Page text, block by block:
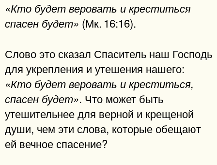
«Кто будет веровать и креститься
спасен будет» (Мк. 16:16).
Слово это сказал Спаситель наш Господь
для укрепления и утешения нашего:
«Кто будет веровать и креститься,
спасен будет». Что может быть
утешительнее для верной и крещеной
души, чем эти слова, которые обещают
ей вечное спасение?